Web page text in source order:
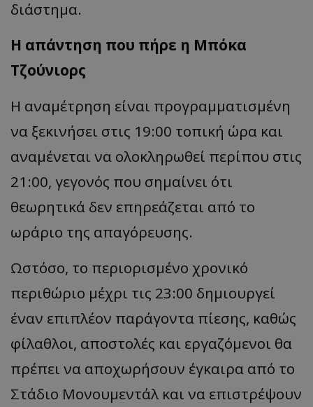
διάστημα.
Η απάντηση που πήρε η Μπόκα
Τζούνιορς
Η αναμέτρηση είναι προγραμματισμένη
να ξεκινήσει στις 19:00 τοπική ώρα και
αναμένεται να ολοκληρωθεί περίπου στις
21:00, γεγονός που σημαίνει ότι
θεωρητικά δεν επηρεάζεται από το
ωράριο της απαγόρευσης.
Ωστόσο, το περιορισμένο χρονικό
περιθώριο μέχρι τις 23:00 δημιουργεί
έναν επιπλέον παράγοντα πίεσης, καθώς
φίλαθλοι, αποστολές και εργαζόμενοι θα
πρέπει να αποχωρήσουν έγκαιρα από το
Στάδιο Μονουμεντάλ και να επιστρέψουν